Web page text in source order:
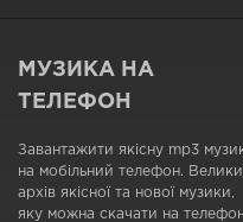
МУЗИКА НА
ТЕЛЕФОН
Завантажити якісну mp3
на мобільний телефон.
архів якісної та нової музики,
яку можна скачати на